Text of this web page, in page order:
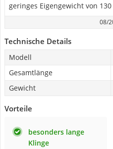
geringes Eigengewicht von
08/
Technische Details
Modell
Gesamtlänge
Gewicht
Vorteile
besonders lange
Klinge